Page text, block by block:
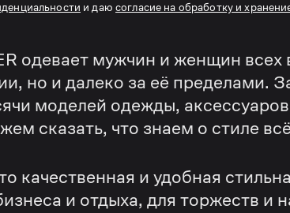
и даюсогласие на обработку и
одевает мужчин и женщин всех
но и далеко за её пределами.
моделей одежды,
сказать, что знаем о стиле
качественная и удобная
и отдыха, для торжеств и